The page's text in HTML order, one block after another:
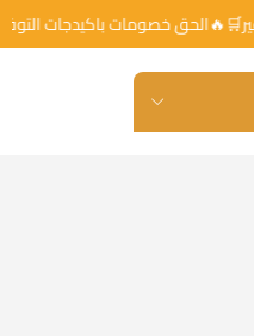
خصومات باكيدجات